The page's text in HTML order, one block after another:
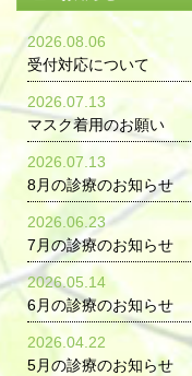
2026.08.06
受付対応について
2026.07.13
マスク着用のお願い
2026.07.13
8月の診療のお知らせ
2026.06.23
7月の診療のお知らせ
2026.05.14
6月の診療のお知らせ
2026.04.22
5月の診療のお知らせ